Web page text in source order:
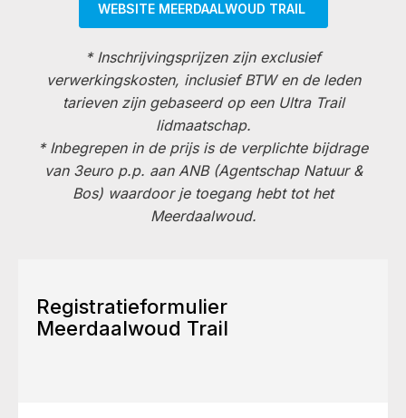
WEBSITE MEERDAALWOUD TRAIL
* Inschrijvingsprijzen zijn exclusief
verwerkingskosten, inclusief BTW en de leden
tarieven zijn gebaseerd op een Ultra Trail
lidmaatschap.
* Inbegrepen in de prijs is de verplichte bijdrage
van 3euro p.p. aan ANB (Agentschap Natuur &
Bos) waardoor je toegang hebt tot het
Meerdaalwoud.
Registratieformulier
Meerdaalwoud Trail